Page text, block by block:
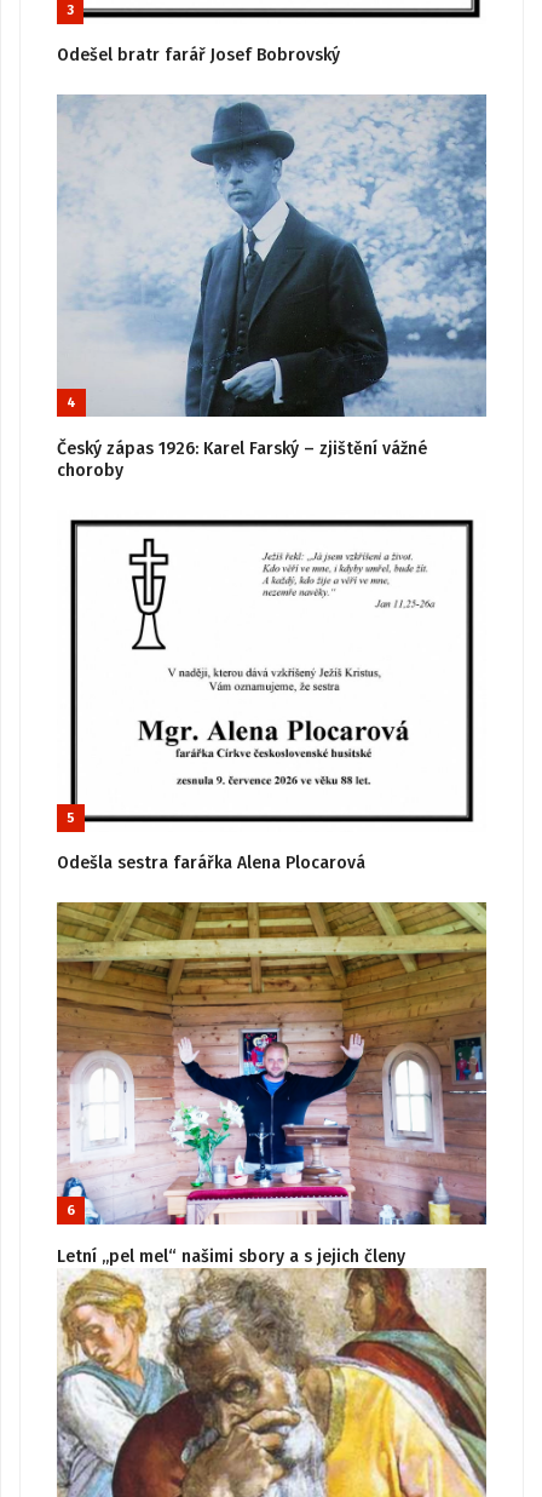
3
Odešel bratr farář Josef Bobrovský
4
Český zápas 1926: Karel Farský – zjištění vážné
choroby
5
Odešla sestra farářka Alena Plocarová
6
Letní „pel mel“ našimi sbory a s jejich členy